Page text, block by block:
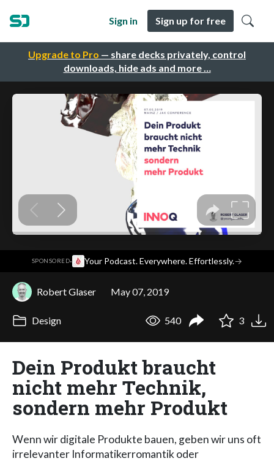
Upgrade to Pro — share decks privately, control
downloads, hide ads and more …
Sign in Sign up for free
SPONSORED· Your Podcast. Everywhere. Effortlessly.→
Robert Glaser May 07, 2019
Design 540 3
Dein Produkt braucht
nicht mehr Technik,
sondern mehr Produkt
Wenn wir digitale Produkte bauen, geben wir uns oft
irrelevanter Informatikerromantik oder